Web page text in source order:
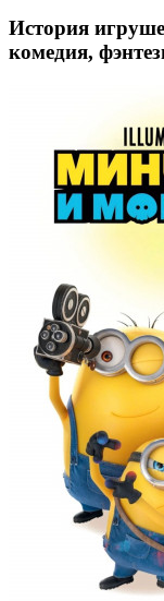
История
комедия,